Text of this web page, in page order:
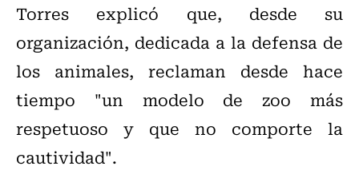
Torres explicó que, desde su
organización, dedicada a la defensa de
los animales, reclaman desde hace
tiempo "un modelo de zoo más
respetuoso y que no comporte la
cautividad".